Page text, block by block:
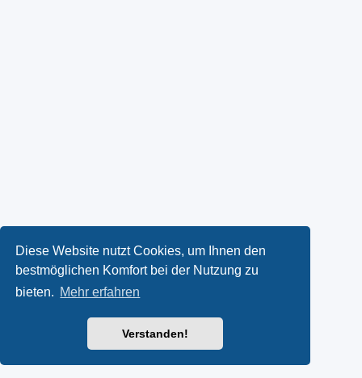
Diese Website nutzt Cookies, um Ihnen den
bestmöglichen Komfort bei der Nutzung zu
bieten. Mehr erfahren
Verstanden!